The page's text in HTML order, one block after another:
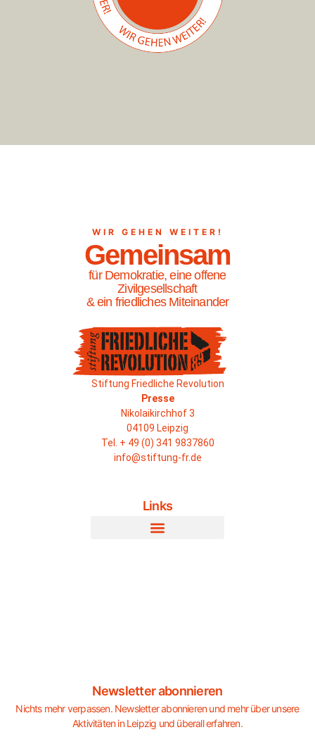
WIR GEHEN WEITER!
Gemeinsam
für Demokratie, eine offene
Zivilgesellschaft
& ein friedliches Miteinander
Stiftung Friedliche Revolution
Presse
Nikolaikirchhof 3
04109 Leipzig
Tel. + 49 (0) 341 9837860
info@stiftung-fr.de
Links
Newsletter abonnieren
Nichts mehr verpassen. Newsletter abonnieren und mehr über unsere
Aktivitäten in Leipzig und überall erfahren.